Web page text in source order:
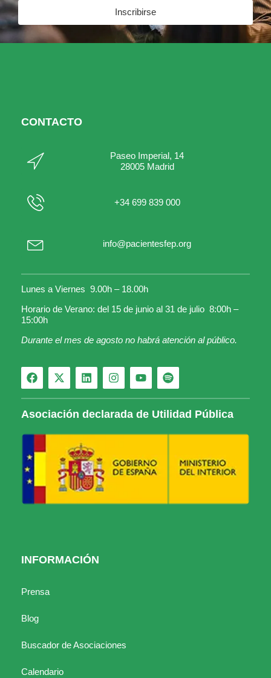
Inscribirse
CONTACTO
Paseo Imperial, 14
28005 Madrid
+34 699 839 000
info@pacientesfep.org
Lunes a Viernes 9.00h – 18.00h
Horario de Verano: del 15 de junio al 31 de julio 8:00h –
15:00h
Durante el mes de agosto no habrá atención al público.
Asociación declarada de Utilidad Pública
INFORMACIÓN
Prensa
Blog
Buscador de Asociaciones
Calendario